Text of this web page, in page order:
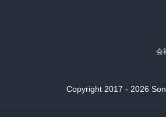
会
Copyright 2017 - 2026